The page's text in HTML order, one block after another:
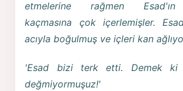
etmelerine rağmen Esad'ın
kaçmasına çok içerlemişler.
acıyla boğulmuş ve içleri kan
'Esad bizi terk etti. Demek ki
değmiyormuşuz!'